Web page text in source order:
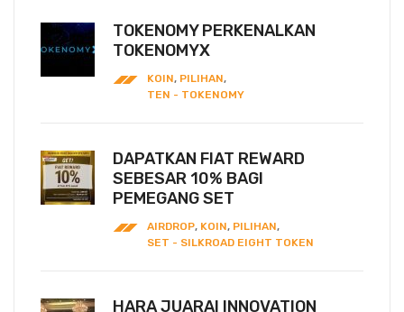
TOKENOMY PERKENALKAN
TOKENOMYX
KOIN, PILIHAN,
TEN - TOKENOMY
DAPATKAN FIAT REWARD
SEBESAR 10% BAGI
PEMEGANG SET
AIRDROP, KOIN, PILIHAN,
SET - SILKROAD EIGHT TOKEN
HARA JUARAI INNOVATION